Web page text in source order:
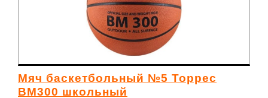
Мяч баскетбольный №5 Торрес
ВМ300 школьный